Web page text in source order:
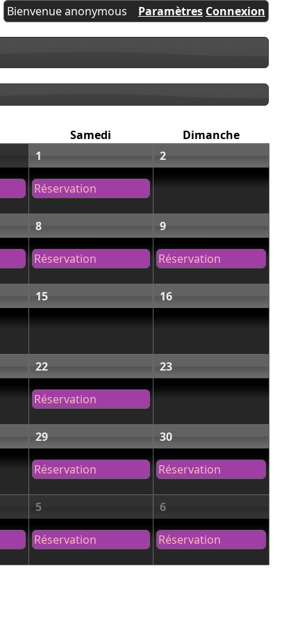
Bienvenue anonymous Paramètres Connexion
Samedi
Dimanche
1
Réservation
2
8
Réservation
9
Réservation
15 16
22
Réservation
23
29
Réservation
30
Réservation
5
Réservation
6
Réservation